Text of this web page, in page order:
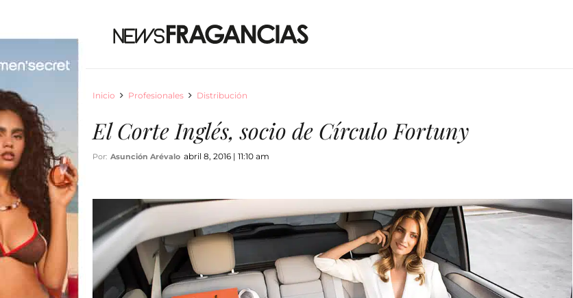
Inicio Profesionales Distribución
El Corte Inglés, socio de Círculo Fortuny
Por: Asunción Arévalo abril 8, 2016 | 11:10 am